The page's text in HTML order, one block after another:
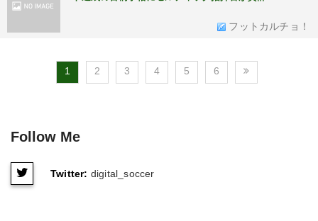
フットカルチョ！
1 2 3 4 5 6
Follow Me
Twitter: digital_soccer